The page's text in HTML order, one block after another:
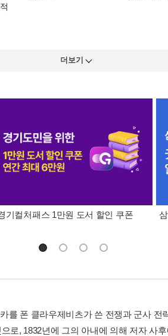
더보기
기컬처패스 1만원 도서 할인 쿠폰
를 폰 클라우제비츠가 쓴 전쟁과 군사 전
로, 1832년에 그의 아내에 의해 저자 사